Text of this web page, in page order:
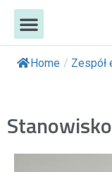
Home / Zespół